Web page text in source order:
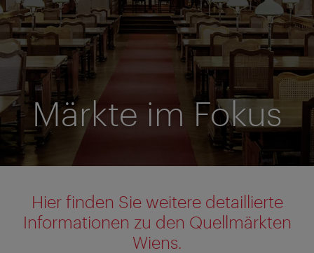
Märkte im Fokus
Hier finden Sie weitere detaillierte
Informationen zu den Quellmärkten
Wiens.